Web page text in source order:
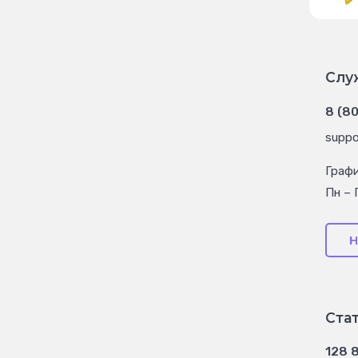
8
Пн –
128